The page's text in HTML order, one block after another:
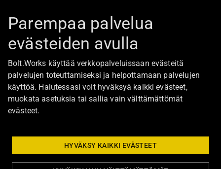
Boltista
Töihin Bolt.Worksin toimistolle
Ajankohtaista
Ota yhteyttä
Bolt Group hallitus
Parempaa palvelua
evästeiden avulla
Bolt.Works käyttää verkkopalveluissaan evästeitä
palvelujen toteuttamiseksi ja helpottamaan palvelujen
käyttöä. Halutessasi voit hyväksyä kaikki evästeet,
muokata asetuksia tai sallia vain välttämättömät
evästeet.
HYVÄKSY KAIKKI EVÄSTEET